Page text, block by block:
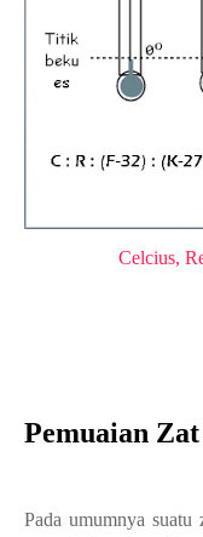
Celcius,
Pemuaian Zat
Pada umumnya suatu